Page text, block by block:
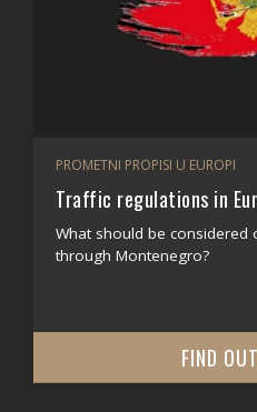
PROMETNI PROPISI U EUROPI
Traffic regulations in
What should be
through Montenegro?
FIND